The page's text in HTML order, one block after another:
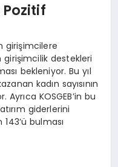
girişimcilere
destekleri
bekleniyor. Bu yıl
kadın sayısının
KOSGEB’in bu
giderlerini
bulması